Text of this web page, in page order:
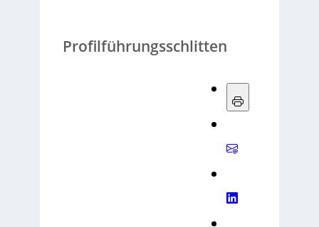
Profilführungsschlitten